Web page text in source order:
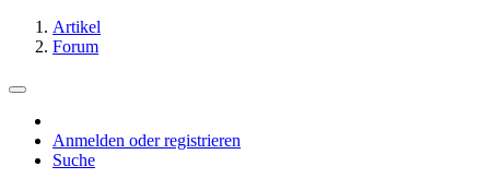
Artikel
Forum
Anmelden oder registrieren
Suche